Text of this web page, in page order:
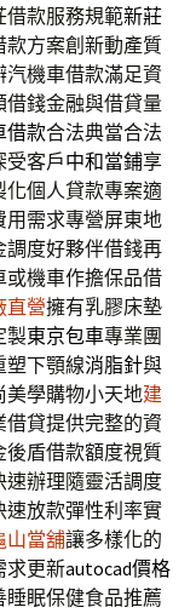
借款服務規範新莊
款方案創新動產質
機車借款滿足資
借錢金融與借貸量
借款合法典當合法
受客戶中和當鋪享
化個人貸款專案適
需求專營屏東地
調度好夥伴借錢再
或機車作擔保品借
直營擁有乳膠床墊
製東京包車專業團
塑下顎線消脂針與
美學購物小天地建
貸提供完整的資
盾借款額度視質
速辦理隨靈活調度
速放款彈性利率實
山當舖讓多樣化的
求更新autocad價格
眠保健食品推薦